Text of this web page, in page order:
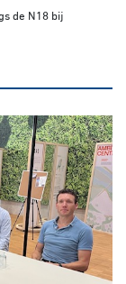
de N18 bij